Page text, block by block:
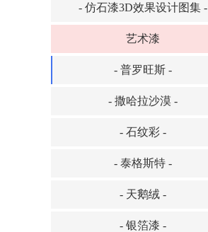
- 仿石漆3D效果设计图集 -
艺术漆
- 普罗旺斯 -
- 撒哈拉沙漠 -
- 石纹彩 -
- 泰格斯特 -
- 天鹅绒 -
- 银箔漆 -